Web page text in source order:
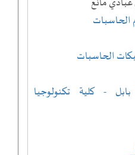
الحاسبات
الحاسبات
- كلية تكنولوجيا